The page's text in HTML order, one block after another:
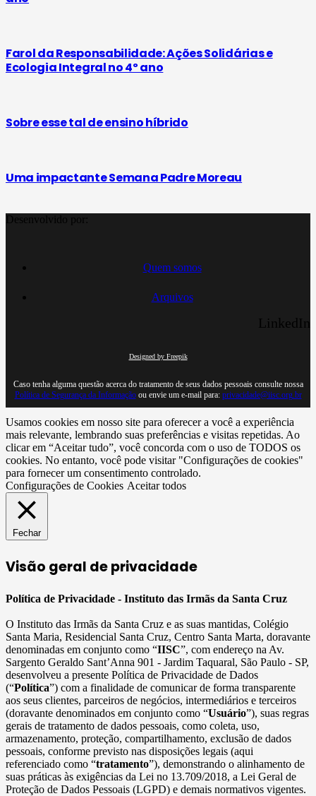
Farol da Responsabilidade: Ações Solidárias e
Ecologia Integral no 4º ano
Sobre esse tal de ensino híbrido
Uma impactante Semana Padre Moreau
Desenvolvido por:
Quem somos
Arquivos
LinkedIn
Designed by Freepik
Caso tenha alguma questão acerca do tratamento de seus dados pessoais consulte nossa
Política de Segurança da Informaçãoou envie um e-mail para: privacidade@iisc.org.br
Usamos cookies em nosso site para oferecer a você a experiência
mais relevante, lembrando suas preferências e visitas repetidas. Ao
clicar em “Aceitar tudo”, você concorda com o uso de TODOS os
cookies. No entanto, você pode visitar "Configurações de cookies"
para fornecer um consentimento controlado.
Configurações de Cookies Aceitar todos
Fechar
Visão geral de privacidade
Política de Privacidade - Instituto das Irmãs da Santa Cruz
O Instituto das Irmãs da Santa Cruz e as suas mantidas, Colégio
Santa Maria, Residencial Santa Cruz, Centro Santa Marta, doravante
denominadas em conjunto como “IISC”, com endereço na Av.
Sargento Geraldo Sant’Anna 901 - Jardim Taquaral, São Paulo - SP,
desenvolveu a presente Política de Privacidade de Dados
(“Política”) com a finalidade de comunicar de forma transparente
aos seus clientes, parceiros de negócios, intermediários e terceiros
(doravante denominados em conjunto como “Usuário”), suas regras
gerais de tratamento de dados pessoais, como coleta, uso,
armazenamento, proteção, compartilhamento, exclusão de dados
pessoais, conforme previsto nas disposições legais (aqui
referenciado como “tratamento”), demonstrando o alinhamento de
suas práticas às exigências da Lei no 13.709/2018, a Lei Geral de
Proteção de Dados Pessoais (LGPD) e demais normativos vigentes.